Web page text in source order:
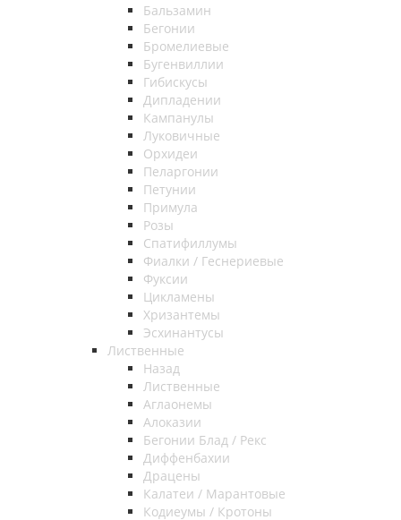
Бальзамин
Бегонии
Бромелиевые
Бугенвиллии
Гибискусы
Дипладении
Кампанулы
Луковичные
Орхидеи
Пеларгонии
Петунии
Примула
Розы
Спатифиллумы
Фиалки / Геснериевые
Фуксии
Цикламены
Хризантемы
Эсхинантусы
Лиственные
Назад
Лиственные
Аглаонемы
Алоказии
Бегонии Блад / Рекс
Диффенбахии
Драцены
Калатеи / Марантовые
Кодиеумы / Кротоны